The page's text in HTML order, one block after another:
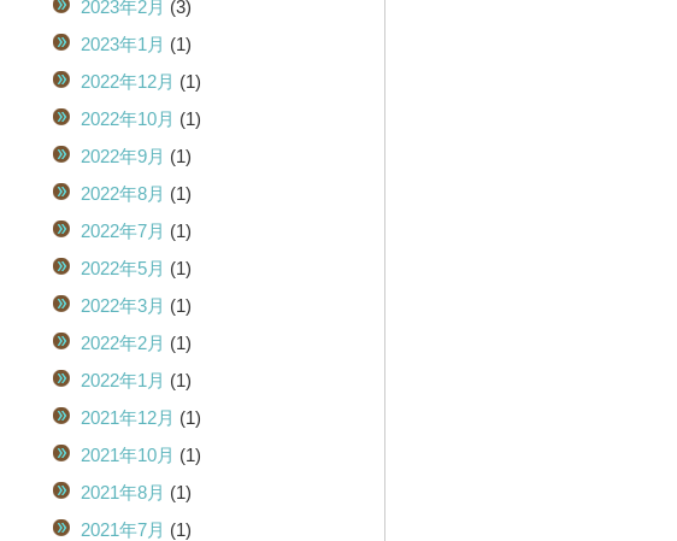
2023年2月 (3)
2023年1月 (1)
2022年12月 (1)
2022年10月 (1)
2022年9月 (1)
2022年8月 (1)
2022年7月 (1)
2022年5月 (1)
2022年3月 (1)
2022年2月 (1)
2022年1月 (1)
2021年12月 (1)
2021年10月 (1)
2021年8月 (1)
2021年7月 (1)